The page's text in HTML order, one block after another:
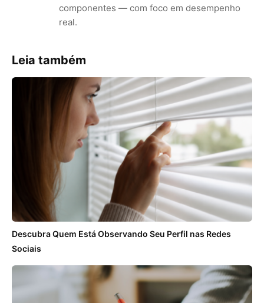
componentes — com foco em desempenho
real.
Leia também
Descubra Quem Está Observando Seu Perfil nas Redes
Sociais